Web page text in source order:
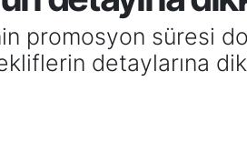
promosyon süresi
detaylarına